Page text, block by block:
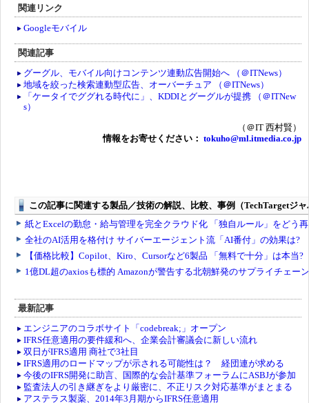
関連リンク
Googleモバイル
関連記事
グーグル、モバイル向けコンテンツ連動広告開始へ （＠ITNews）
地域を絞った検索連動型広告、オーバーチュア （＠ITNews）
「ケータイでググれる時代に」、KDDIとグーグルが提携 （＠ITNew
s）
（＠IT 西村賢）
情報をお寄せください： tokuho@ml.itmedia.co.jp
最新記事
エンジニアのコラボサイト「codebreak;」オープン
IFRS任意適用の要件緩和へ、企業会計審議会に新しい流れ
双日がIFRS適用 商社で3社目
IFRS適用のロードマップが示される可能性は？ 経団連が求める
今後のIFRS開発に助言、国際的な会計基準フォーラムにASBJが参加
監査法人の引き継ぎをより厳密に、不正リスク対応基準がまとまる
アステラス製薬、2014年3月期からIFRS任意適用